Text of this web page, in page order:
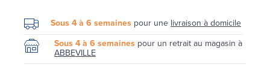
Sous 4 à 6 semaines pour unelivraison à domicile
Sous 4 à 6 semaines pour un retrait au magasin à
ABBEVILLE